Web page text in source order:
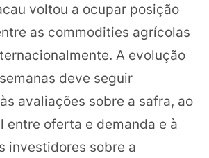
voltou a ocupar posição
as commodities agrícolas
A evolução
deve seguir
avaliações sobre a safra, ao
entre oferta e demanda e à
investidores sobre a